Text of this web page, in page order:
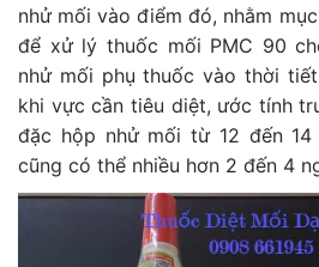
nhử mối vào điểm đó, nhằm
để xử lý thuốc mối PMC 90
nhử mối phụ thuốc vào thời
khi vực cần tiêu diệt, ước tính
đặc hộp nhử mối từ 12 đến
cũng có thể nhiều hơn 2 đến 4